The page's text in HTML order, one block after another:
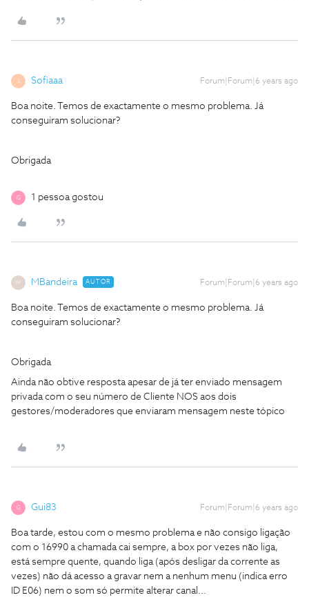
S Sofiaaa Forum|Forum|6 years ago
Boa noite. Temos de exactamente o mesmo problema. Já
conseguiram solucionar?
Obrigada
G 1 pessoa gostou
M MBandeira AUTOR Forum|Forum|6 years ago
Boa noite. Temos de exactamente o mesmo problema. Já
conseguiram solucionar?
Obrigada
Ainda não obtive resposta apesar de já ter enviado mensagem
privada com o seu número de Cliente NOS aos dois
gestores/moderadores que enviaram mensagem neste tópico
G Gui83 Forum|Forum|6 years ago
Boa tarde, estou com o mesmo problema e não consigo ligação
com o 16990 a chamada cai sempre, a box por vezes não liga,
está sempre quente, quando liga (após desligar da corrente as
vezes) não dá acesso a gravar nem a nenhum menu (indica erro
ID E06) nem o som só permite alterar canal...